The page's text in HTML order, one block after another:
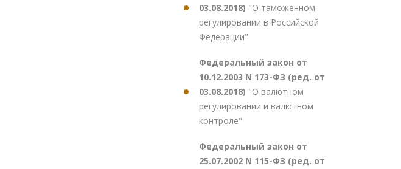
03.08.2018) "О таможенном
регулировании в Российской
Федерации"
Федеральный закон от
10.12.2003 N 173-ФЗ (ред. от
03.08.2018) "О валютном
регулировании и валютном
контроле"
Федеральный закон от
25.07.2002 N 115-ФЗ (ред. от